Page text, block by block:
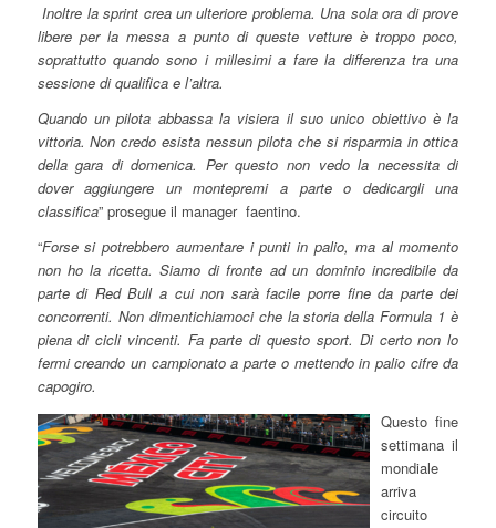
Inoltre la sprint crea un ulteriore problema. Una sola ora di prove
libere per la messa a punto di queste vetture è troppo poco,
soprattutto quando sono i millesimi a fare la differenza tra una
sessione di qualifica e l’altra.
Quando un pilota abbassa la visiera il suo unico obiettivo è la
vittoria. Non credo esista nessun pilota che si risparmia in ottica
della gara di domenica. Per questo non vedo la necessita di
dover aggiungere un montepremi a parte o dedicargli una
classifica” prosegue il manager faentino.
“Forse si potrebbero aumentare i punti in palio, ma al momento
non ho la ricetta. Siamo di fronte ad un dominio incredibile da
parte di Red Bull a cui non sarà facile porre fine da parte dei
concorrenti. Non dimentichiamoci che la storia della Formula 1 è
piena di cicli vincenti. Fa parte di questo sport. Di certo non lo
fermi creando un campionato a parte o mettendo in palio cifre da
capogiro.
Questo fine
settimana il
mondiale
arriva
circuito